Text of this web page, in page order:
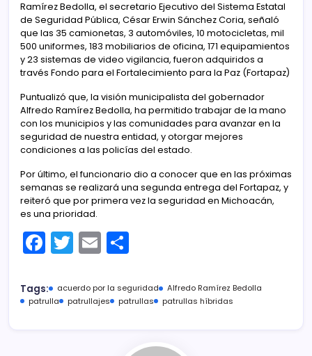
Ramírez Bedolla, el secretario Ejecutivo del Sistema Estatal
de Seguridad Pública, César Erwin Sánchez Coria, señaló
que las 35 camionetas, 3 automóviles, 10 motocicletas, mil
500 uniformes, 183 mobiliarios de oficina, 171 equipamientos
y 23 sistemas de video vigilancia, fueron adquiridos a
través Fondo para el Fortalecimiento para la Paz (Fortapaz)
Puntualizó que, la visión municipalista del gobernador
Alfredo Ramírez Bedolla, ha permitido trabajar de la mano
con los municipios y las comunidades para avanzar en la
seguridad de nuestra entidad, y otorgar mejores
condiciones a las policías del estado.
Por último, el funcionario dio a conocer que en las próximas
semanas se realizará una segunda entrega del Fortapaz, y
reiteró que por primera vez la seguridad en Michoacán,
es una prioridad.
F
a
c
e
T
w
itt
er
E
m
ai
l
m
p
Tags: acuerdo por la seguridad
Alfredo Ramírez Bedolla
patrulla
patrullajes patrullas patrullas híbridas